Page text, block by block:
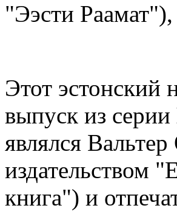
"Ээсти
Этот эстонский
выпуск из серии
являлся
издательством
книга") и